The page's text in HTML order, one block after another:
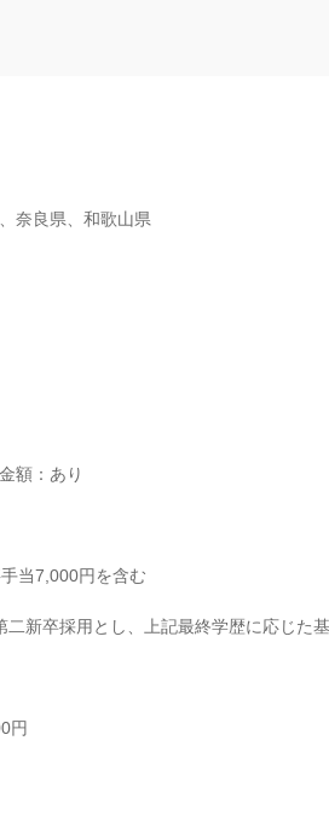
奈良県、和歌山県
額：あり
当7,000円を含む
新卒採用とし、上記最終学歴に応じた
円